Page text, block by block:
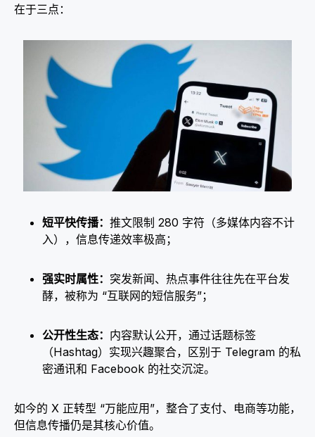
在于三点：
短平快传播： 推文限制 280 字符（多媒体内容不计
入），信息传递效率极高；​
强实时属性： 突发新闻、热点事件往往先在平台发
酵，被称为 “互联网的短信服务”；​
公开性生态： 内容默认公开，通过话题标签
（Hashtag）实现兴趣聚合，区别于 Telegram 的私
密通讯和 Facebook 的社交沉淀。
如今的 X 正转型 “万能应用”，整合了支付、电商等功能，
但信息传播仍是其核心价值。​